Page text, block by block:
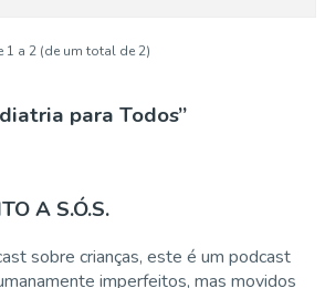
a 2 (de um total de 2)
para Todos”
A S.Ó.S.
sobre crianças, este é um podcast
imperfeitos, mas movidos